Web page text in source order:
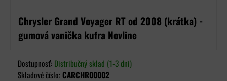
Chrysler Grand Voyager RT od 2008 (krátka) -
gumová vanička kufra Novline
Dostupnosť: Distribučný sklad (1-3 dni)
Skladové číslo: CARCHR00002